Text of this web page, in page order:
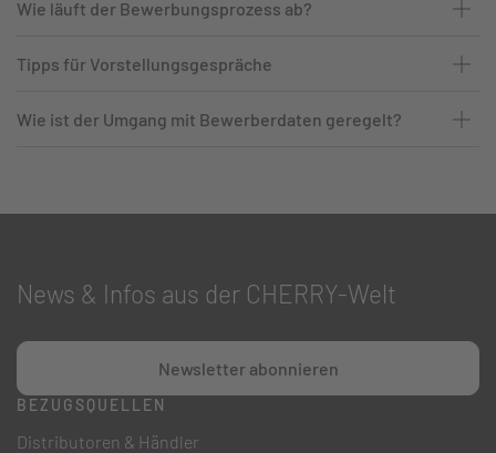
Wie läuft der Bewerbungsprozess ab?
Tipps für Vorstellungsgespräche
Wie ist der Umgang mit Bewerberdaten geregelt?
News & Infos aus der CHERRY-Welt
Newsletter abonnieren
BEZUGSQUELLEN
Distributoren & Händler